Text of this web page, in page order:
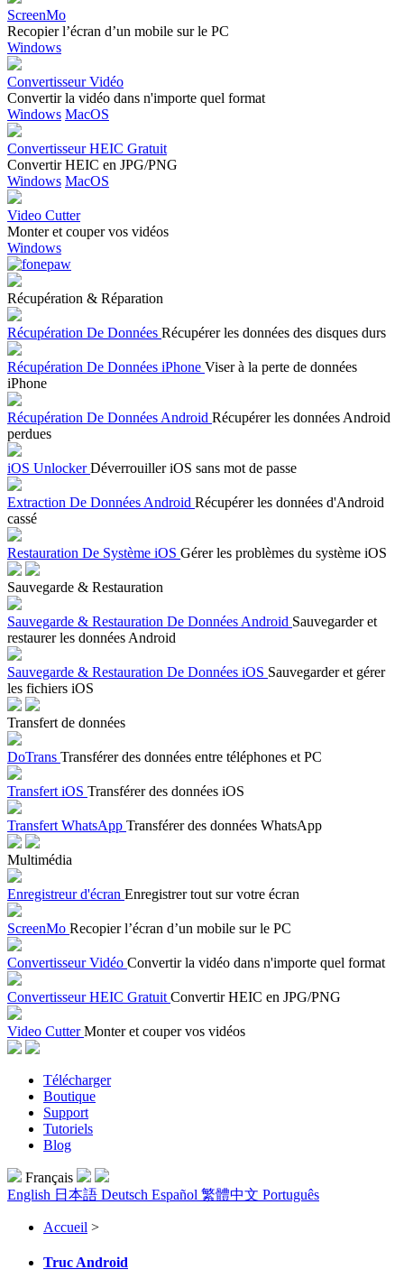
ScreenMo
Recopier l’écran d’un mobile sur le PC
Windows
Convertisseur Vidéo
Convertir la vidéo dans n'importe quel format
Windows MacOS
Convertisseur HEIC Gratuit
Convertir HEIC en JPG/PNG
Windows MacOS
Video Cutter
Monter et couper vos vidéos
Windows
Récupération & Réparation
Récupération De Données Récupérer les données des disques durs
Récupération De Données iPhone Viser à la perte de données
iPhone
Récupération De Données Android Récupérer les données Android
perdues
iOS Unlocker Déverrouiller iOS sans mot de passe
Extraction De Données Android Récupérer les données d'Android
cassé
Restauration De Système iOS Gérer les problèmes du système iOS
Sauvegarde & Restauration
Sauvegarde & Restauration De Données Android Sauvegarder et
restaurer les données Android
Sauvegarde & Restauration De Données iOS Sauvegarder et gérer
les fichiers iOS
Transfert de données
DoTrans Transférer des données entre téléphones et PC
Transfert iOS Transférer des données iOS
Transfert WhatsApp Transférer des données WhatsApp
Multimédia
Enregistreur d'écran Enregistrer tout sur votre écran
ScreenMo Recopier l’écran d’un mobile sur le PC
Convertisseur Vidéo Convertir la vidéo dans n'importe quel format
Convertisseur HEIC Gratuit Convertir HEIC en JPG/PNG
Video Cutter Monter et couper vos vidéos
Télécharger
Boutique
Support
Tutoriels
Blog
Français
English 日本語 Deutsch Español 繁體中文 Português
Accueil >
Truc Android